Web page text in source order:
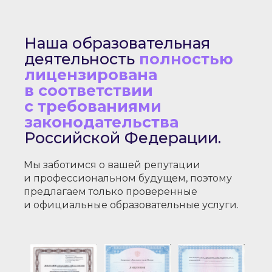
Наша образовательная
деятельность полностью
лицензирована
в соответствии
с требованиями
законодательства
Российской Федерации.
Мы заботимся о вашей репутации
и профессиональном будущем, поэтому
предлагаем только проверенные
и официальные образовательные услуги.